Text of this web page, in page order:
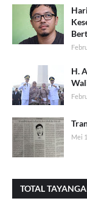
H.
Mei
TOTAL